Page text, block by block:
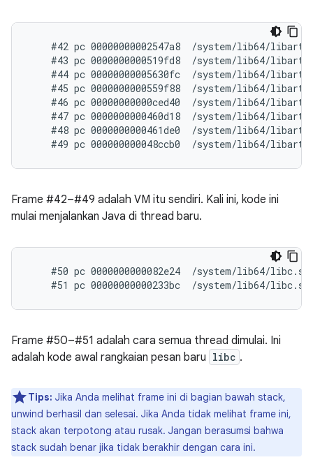
#42 pc 00000000002547a8  /system/lib64/
#43 pc 0000000000519fd8  /system/lib64/
#44 pc 00000000005630fc  /system/lib64/
#45 pc 0000000000559f88  /system/lib64/
#46 pc 00000000000ced40  /system/lib64/
#47 pc 0000000000460d18  /system/lib64/
#48 pc 0000000000461de0  /system/lib64/
Frame #42–#49 adalah VM itu sendiri. Kali ini, kode ini
mulai menjalankan Java di thread baru.
#50 pc 0000000000082e24  /system/lib64/
Frame #50–#51 adalah cara semua thread dimulai. Ini
adalah kode awal rangkaian pesan baru libc .
Tips: Jika Anda melihat frame ini di bagian bawah stack,
unwind berhasil dan selesai. Jika Anda tidak melihat frame ini,
stack akan terpotong atau rusak. Jangan berasumsi bahwa
stack sudah benar jika tidak berakhir dengan cara ini.